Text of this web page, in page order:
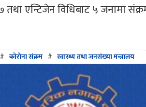
एन्टिजेन विधिबाट ५ जनामा
# कोरोना संक्रम # स्वास्थ्य तथा जनसंख्या मन्त्रालय